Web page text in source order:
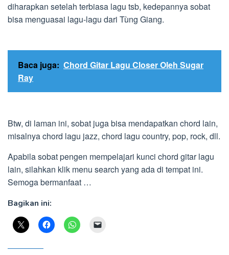
diharapkan setelah terbiasa lagu tsb, kedepannya sobat
bisa menguasai lagu-lagu dari Tùng Giang.
Baca juga: Chord Gitar Lagu Closer Oleh Sugar
Ray
Btw, di laman ini, sobat juga bisa mendapatkan chord lain,
misalnya chord lagu jazz, chord lagu country, pop, rock, dll.
Apabila sobat pengen mempelajari kunci chord gitar lagu
lain, silahkan klik menu search yang ada di tempat ini.
Semoga bermanfaat …
Bagikan ini: